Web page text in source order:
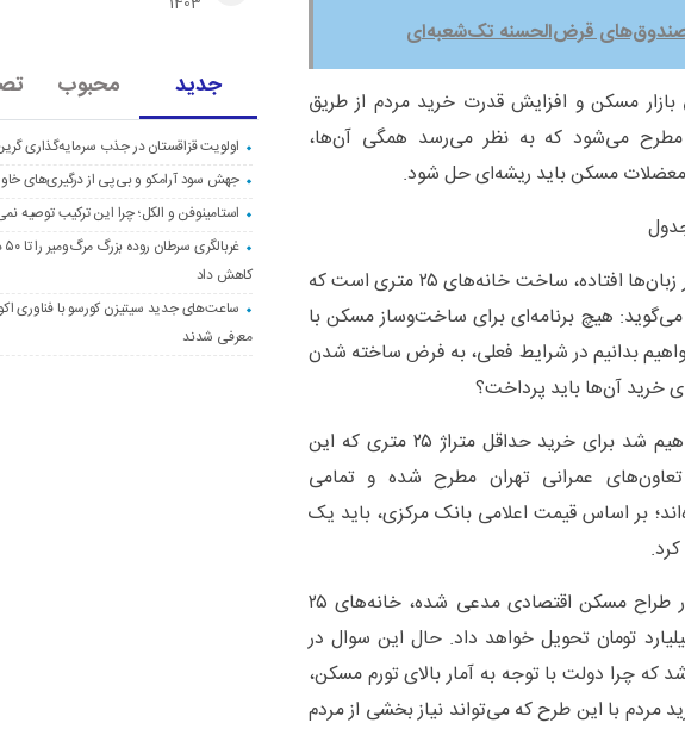
قرض‌الحسنه تک‌شعبه‌ای
بازار مسکن و افزایش قدرت خرید مردم از طریق
می‌شود که به نظر می‌رسد همگی آن‌ها،
مسکن باید ریشه‌ای حل شود.
یکی از مباحثی که این روز‌ها بسیار سر زبان‌ها افتاده، ساخت خانه‌های ۲۵ متری است که
هیچ برنامه‌ای برای ساخت‌وساز مسکن با
می‌خواهیم بدانیم در شرایط فعلی، به فرض ساخته شدن
با یک حساب سرانگشتی متوجه خواهیم شد برای خرید حداقل متراژ ۲۵ متری که این
عمرانی تهران مطرح شده و تمامی
بر اساس قیمت اعلامی بانک مرکزی، باید یک
این در حالی است که خشایار باقرپور طراح مسکن اقتصادی مدعی شده، خانه‌های ۲۵
تومان تحویل خواهد داد. حال این سوال در
که چرا دولت با توجه به آمار بالای تورم مسکن،
با این طرح که می‌تواند نیاز بخشی از مردم
جدید محبوب
اولویت قزاقستان در جذب سرمایه‌گذاری
جهش سود آرامکو و بی‌پی از درگیری‌های
استامینوفن و الکل؛ چرا این ترکیب توصیه
کاهش داد
ساعت‌های جدید سیتیزن کورسو با فناوری
معرفی شدند